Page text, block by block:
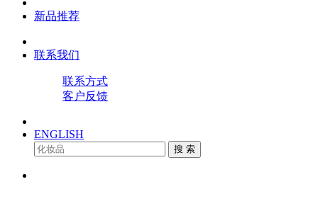
新品推荐
联系我们
联系方式
客户反馈
ENGLISH